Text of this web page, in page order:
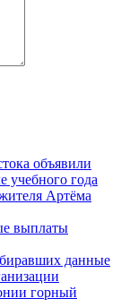
объявили
учебного года
Артёма
выплаты
данные
горный